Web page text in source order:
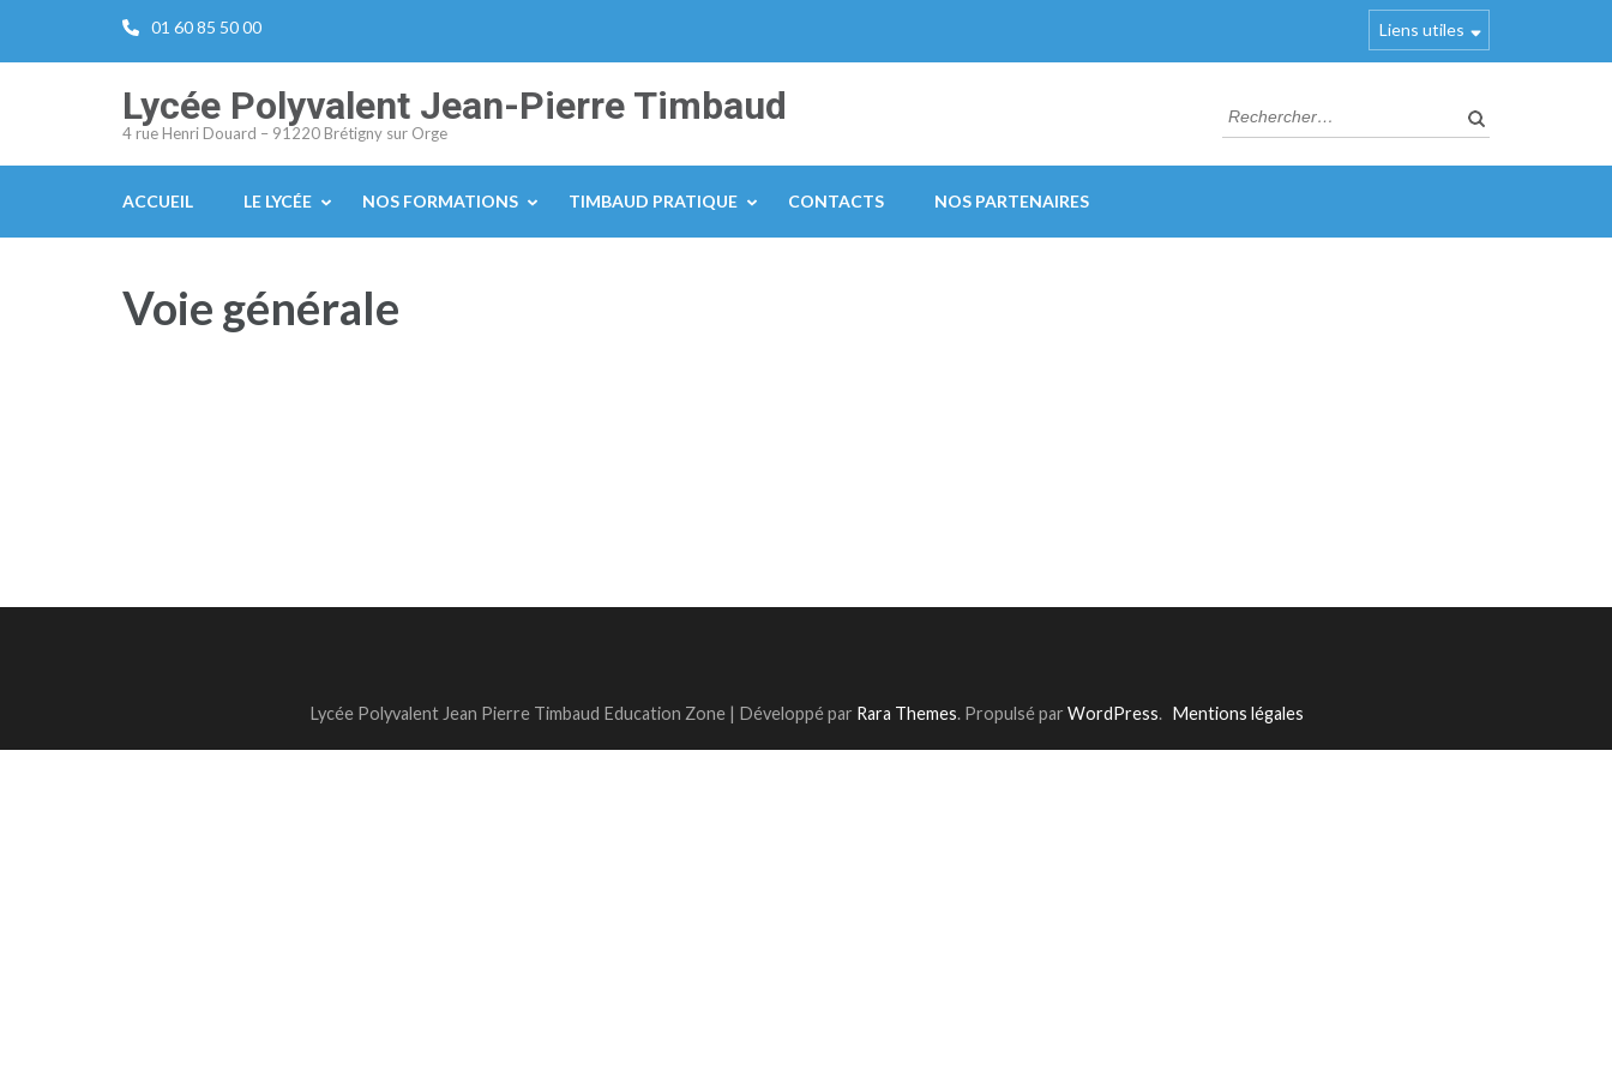
01 60 85 50 00 Liens utiles
Lycée Polyvalent Jean-Pierre Timbaud
4 rue Henri Douard – 91220 Brétigny sur Orge
Rechercher :
ACCUEIL LE LYCÉE NOS FORMATIONS TIMBAUD PRATIQUE CONTACTS NOS PARTENAIRES
Voie générale
Lycée Polyvalent Jean Pierre Timbaud Education Zone | Développé par Rara Themes. Propulsé par WordPress. Mentions légales